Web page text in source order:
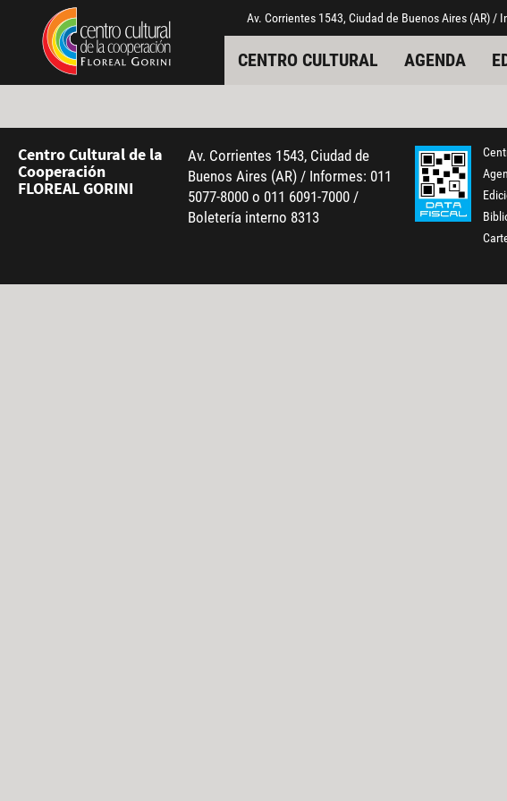
Pasar al contenido principal
Jump to main content Av. Corrientes 1543, Ciudad de Buenos Aires (AR)
CENTRO CULTURAL AGENDA
Centro Cultural de la
Cooperación
FLOREAL GORINI
Av. Corrientes 1543, Ciudad de
Buenos Aires (AR) / Informes: 011
5077-8000 o 011 6091-7000 /
Boletería interno 8313